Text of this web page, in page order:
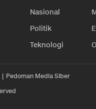
Nasional
Politik
Teknologi
Pedoman Media Siber